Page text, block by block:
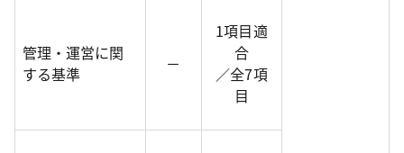
管理・運営に関
する基準
－
1項目適
合
／全7項
目